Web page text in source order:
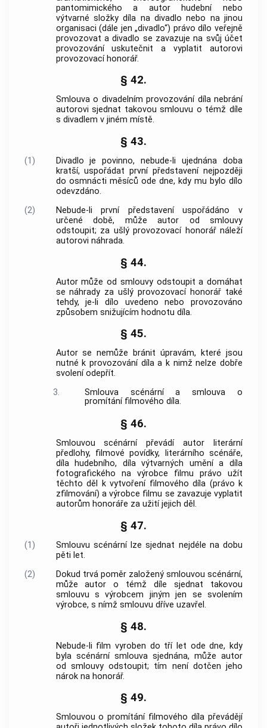
pantomimického a autor hudební nebo
výtvarné složky díla na divadlo nebo na jinou
organisaci (dále jen „divadlo“) právo dílo veřejně
provozovat a divadlo se zavazuje na svůj účet
provozování uskutečnit a vyplatit autorovi
provozovací honorář.
§ 42.
Smlouva o divadelním provozování díla nebrání
autorovi sjednat takovou smlouvu o témž díle
s divadlem v jiném místě.
§ 43.
(1)
Divadlo je povinno, nebude-li ujednána doba
kratší, uspořádat první představení nejpozději
do osmnácti měsíců ode dne, kdy mu bylo dílo
odevzdáno.
(2)
Nebude-li první představení uspořádáno v
určené době, může autor od smlouvy
odstoupit; za ušlý provozovací honorář náleží
autorovi náhrada.
§ 44.
Autor může od smlouvy odstoupit a domáhat
se náhrady za ušlý provozovací honorář také
tehdy, je-li dílo uvedeno nebo provozováno
způsobem snižujícím hodnotu díla.
§ 45.
Autor se nemůže bránit úpravám, které jsou
nutné k provozování díla a k nimž nelze dobře
svolení odepřít.
3.
Smlouva scénární a smlouva o
promítání filmového díla.
§ 46.
Smlouvou scénární převádí autor literární
předlohy, filmové povídky, literárního scénáře,
díla hudebního, díla výtvarných umění a díla
fotografického na výrobce filmu právo užít
těchto děl k vytvoření filmového díla (právo k
zfilmování) a výrobce filmu se zavazuje vyplatit
autorům honoráře za užití jejich děl.
§ 47.
(1)
Smlouvu scénární lze sjednat nejdéle na dobu
pěti let.
(2)
Dokud trvá poměr založený smlouvou scénární,
může autor o témž díle sjednat takovou
smlouvu s výrobcem jiným jen se svolením
výrobce, s nímž smlouvu dříve uzavřel.
§ 48.
Nebude-li film vyroben do tří let ode dne, kdy
byla scénární smlouva sjednána, může autor
od smlouvy odstoupit; tím není dotčen jeho
nárok na honorář.
§ 49.
Smlouvou o promítání filmového díla převádějí